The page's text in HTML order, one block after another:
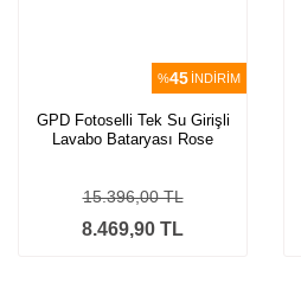
%45 İNDİRİM
GPD Fotoselli Tek Su Girişli
Lavabo Bataryası Rose
8.469,90 TL
15.396,00 TL